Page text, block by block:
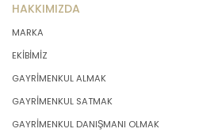
HAKKIMIZDA
MARKA
EKİBİMİZ
GAYRİMENKUL ALMAK
GAYRİMENKUL SATMAK
GAYRİMENKUL DANIŞMANI OLMAK